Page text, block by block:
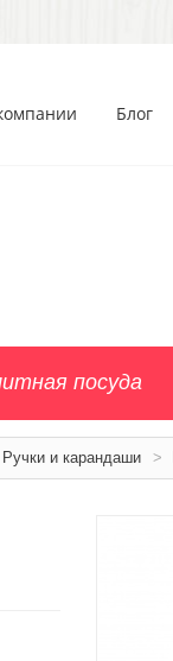
Блог
посуда
Ручки и карандаши >